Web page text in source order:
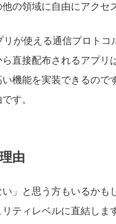
の領域に自由にアクセ
が使える通信プロト
直接配布されるアプ
機能を実装できるので
す。
由
い」と思う方もいるか
ティレベルに直結しま